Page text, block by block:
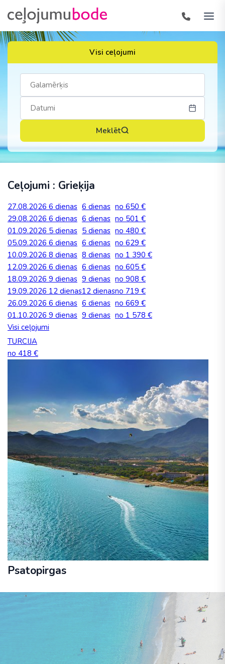
Visi ceļojumi
Meklēt
Ceļojumi : Grieķija
27.08.2026 6 dienas 6 dienas no 650 €
29.08.2026 6 dienas 6 dienas no 501 €
01.09.2026 5 dienas 5 dienas no 480 €
05.09.2026 6 dienas 6 dienas no 629 €
10.09.2026 8 dienas 8 dienas no 1 390 €
12.09.2026 6 dienas 6 dienas no 605 €
18.09.2026 9 dienas 9 dienas no 908 €
19.09.2026 12 dienas12 dienasno 719 €
26.09.2026 6 dienas 6 dienas no 669 €
01.10.2026 9 dienas 9 dienas no 1 578 €
Visi ceļojumi
TURCIJA
no 418 €
Psatopirgas
14. - 21. septembris